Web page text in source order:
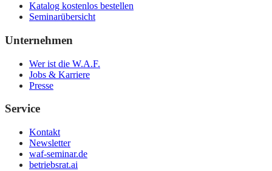
Katalog kostenlos bestellen
Seminarübersicht
Unternehmen
Wer ist die W.A.F.
Jobs & Karriere
Presse
Service
Kontakt
Newsletter
waf-seminar.de
betriebsrat.ai